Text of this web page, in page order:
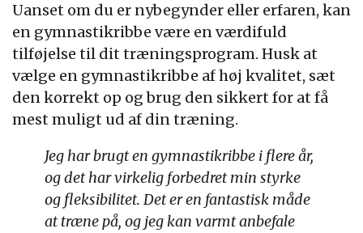
Uanset om du er nybegynder eller erfaren, kan
en gymnastikribbe være en værdifuld
tilføjelse til dit træningsprogram. Husk at
vælge en gymnastikribbe af høj kvalitet, sæt
den korrekt op og brug den sikkert for at få
mest muligt ud af din træning.
Jeg har brugt en gymnastikribbe i flere år,
og det har virkelig forbedret min styrke
og fleksibilitet. Det er en fantastisk måde
at træne på, og jeg kan varmt anbefale